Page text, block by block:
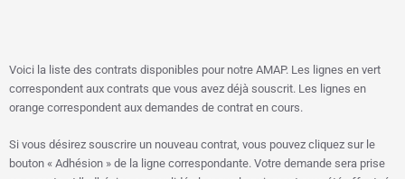
Voici la liste des contrats disponibles pour notre AMAP. Les lignes en vert
correspondent aux contrats que vous avez déjà souscrit. Les lignes en
orange correspondent aux demandes de contrat en cours.
Si vous désirez souscrire un nouveau contrat, vous pouvez cliquez sur le
bouton « Adhésion » de la ligne correspondante. Votre demande sera prise